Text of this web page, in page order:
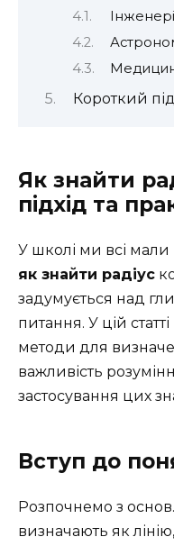
Короткий
Як знайти
підхід та
У школі ми всі
як знайти радіус
задумується над
питання. У цій
методи для
важливість
застосування цих
Вступ до
Розпочнемо з основ.
визначають як